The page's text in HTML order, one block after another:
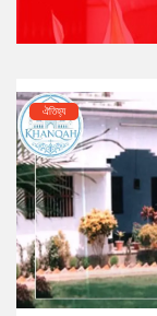
ঐতিহ্য